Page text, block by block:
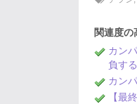
関連度の
カン
負する
カン
【最